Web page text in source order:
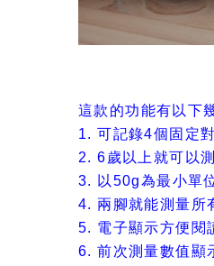
這款的功能有以下
1. 可記錄4個固定
2. 6歲以上就可以
3. 以50g為最小單
4. 兩腳就能測量所
5. 電子顯示方便閱
6. 前次測量數值顯